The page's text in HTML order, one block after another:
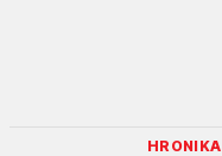
HRONIKA